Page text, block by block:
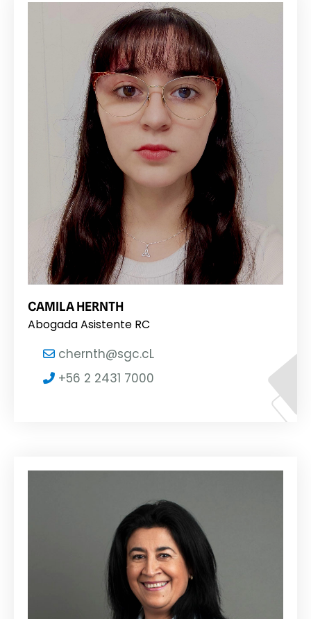
CAMILA HERNTH
Abogada Asistente RC
chernth@sgc.cL
+56 2 2431 7000